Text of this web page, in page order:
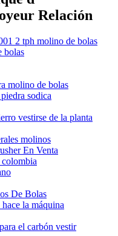
Relación
2 tph molino de bolas
bolas
molino de bolas
sodica
vestirse de la planta
molinos
En Venta
De Bolas
la máquina
el carbón vestir